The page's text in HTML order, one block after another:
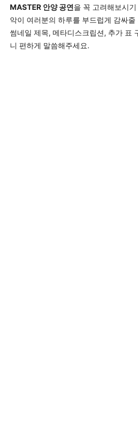
MASTER 안양 공연을 꼭 고려해보시
악이 여러분의 하루를 부드럽게 감싸
썸네일 제목, 메타디스크립션, 추가 표
니 편하게 말씀해주세요.